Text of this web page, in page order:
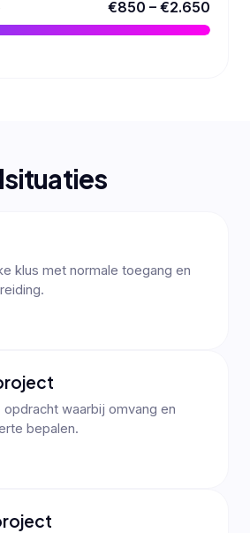
€850 – €2.650
klus met normale toegang en
opdracht waarbij omvang en
bepalen.